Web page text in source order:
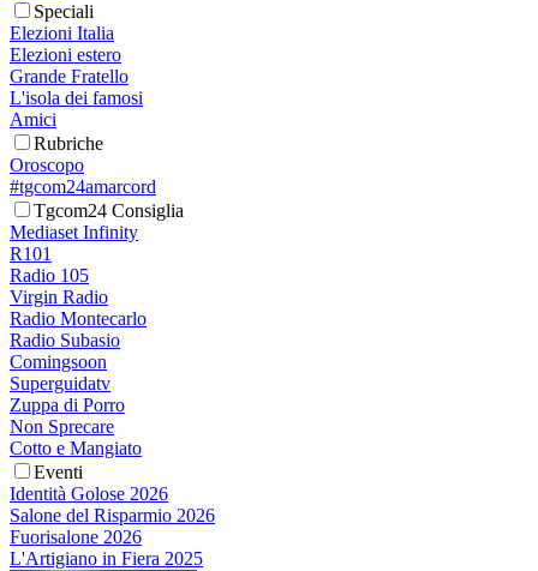
Speciali
Elezioni Italia
Elezioni estero
Grande Fratello
L'isola dei famosi
Amici
Rubriche
Oroscopo
#tgcom24amarcord
Tgcom24 Consiglia
Mediaset Infinity
R101
Radio 105
Virgin Radio
Radio Montecarlo
Radio Subasio
Comingsoon
Superguidatv
Zuppa di Porro
Non Sprecare
Cotto e Mangiato
Eventi
Identità Golose 2026
Salone del Risparmio 2026
Fuorisalone 2026
L'Artigiano in Fiera 2025